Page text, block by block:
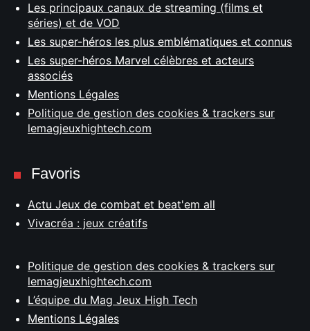
Les principaux canaux de streaming (films et
séries) et de VOD
Les super-héros les plus emblématiques et connus
Les super-héros Marvel célèbres et acteurs
associés
Mentions Légales
Politique de gestion des cookies & trackers sur
lemagjeuxhightech.com
Favoris
Actu Jeux de combat et beat'em all
Vivacréa : jeux créatifs
Politique de gestion des cookies & trackers sur
lemagjeuxhightech.com
L’équipe du Mag Jeux High Tech
Mentions Légales